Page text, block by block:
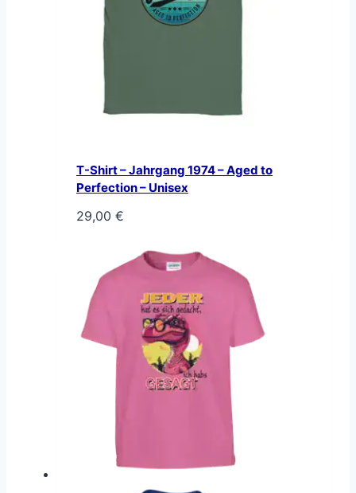
T-Shirt – Jahrgang 1974 – Aged to
Perfection – Unisex
29,00 €